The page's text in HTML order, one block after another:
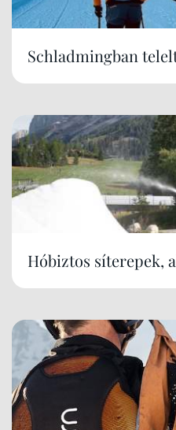
Schladmingban
Hóbiztos síterepek,